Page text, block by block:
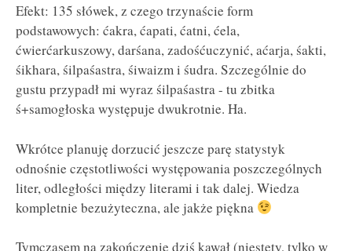
Efekt: 135 słówek, z czego trzynaście form
podstawowych: ćakra, ćapati, ćatni, ćela,
ćwierćarkuszowy, darśana, zadośćuczynić, aćarja, śakti,
śikhara, śilpaśastra, śiwaizm i śudra. Szczególnie do
gustu przypadł mi wyraz śilpaśastra - tu zbitka
ś+samogłoska występuje dwukrotnie. Ha.
Wkrótce planuję dorzucić jeszcze parę statystyk
odnośnie częstotliwości występowania poszczególnych
liter, odległości między literami i tak dalej. Wiedza
kompletnie bezużyteczna, ale jakże piękna
Tymczasem na zakończenie dziś kawał (niestety, tylko w